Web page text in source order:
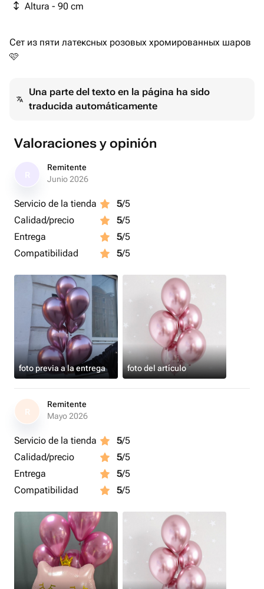
Altura - 90 cm
Сет из пяти латексных розовых хромированных шаров
🩷
Una parte del texto en la página ha sido
traducida automáticamente
Valoraciones y opinión
Remitente
Junio 2026
Servicio de la tienda 5/5
Calidad/precio
5/5
Entrega
5/5
Compatibilidad
5/5
foto previa a la entrega foto del artículo
R
Remitente
Mayo 2026
Servicio de la tienda 5/5
Calidad/precio
5/5
Entrega
5/5
Compatibilidad
5/5